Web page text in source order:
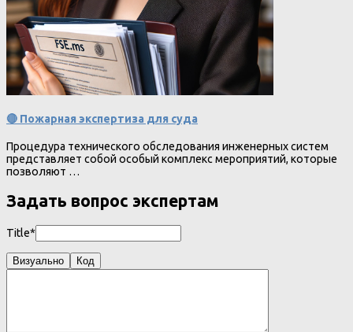
🔴 Пожарная экспертиза для суда
Процедура технического обследования инженерных систем
представляет собой особый комплекс мероприятий, которые
позволяют …
Задать вопрос экспертам
Title*
Визуально Код